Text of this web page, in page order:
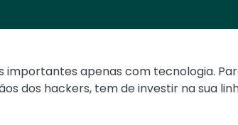
apenas com tecnologia.
dos hackers, tem de investir na sua